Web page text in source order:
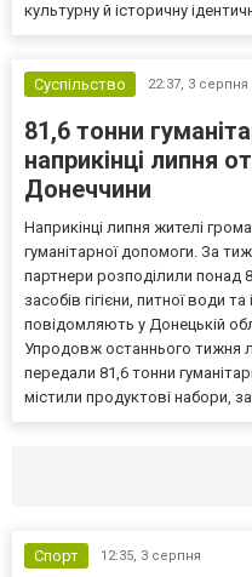
культурну й історичну
Суспільство 22:37, 3 серпня
81,6 тонни
наприкінці липня
Донеччини
Наприкінці липня жителі
гуманітарної допомоги. За
партнери розподілили понад
засобів гігієни, питної води
повідомляють у Донецькій
Упродовж останнього тижня
передали 81,6 тонни
містили продуктові набори,
Спорт 12:35, 3 серпня